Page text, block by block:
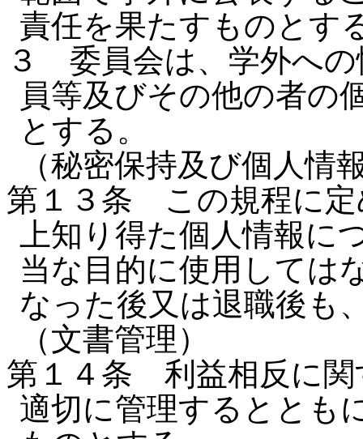
責任を果たすものとす
３ 委員会は、学外へ
員等及びその他の者の
とする。
（秘密保持及び個人情
第１３条 この規程に定
上知り得た個人情報に
当な目的に使用しては
なった後又は退職後も
（文書管理）
第１４条 利益相反に関
適切に管理するととも